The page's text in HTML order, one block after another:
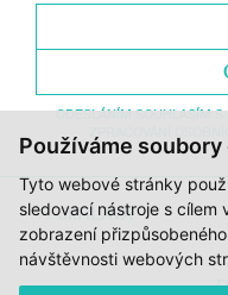
Používáme soubory
Tyto webové stránky
sledovací nástroje s cílem
zobrazení
návštěvnosti webových
ODESLÁNÍM SOUHLASÍM
JI.HLAVA